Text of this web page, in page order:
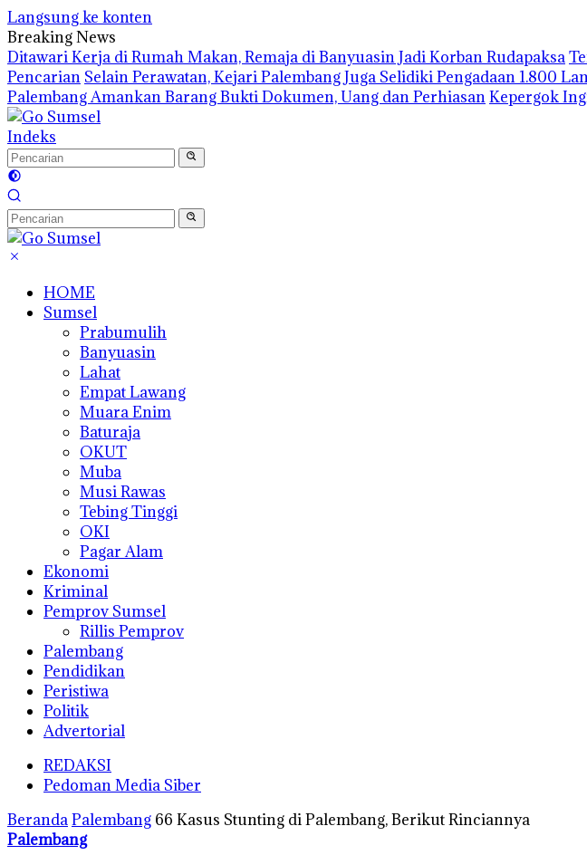
Langsung ke konten
Breaking News
Ditawari Kerja di Rumah Makan, Remaja di Banyuasin Jadi Korban Rudapaksa
Pencarian Selain Perawatan, Kejari Palembang Juga Selidiki Pengadaan 1.800
Palembang Amankan Barang Bukti Dokumen, Uang dan PerhiasanKepergok
Indeks
HOME
Sumsel
Prabumulih
Banyuasin
Lahat
Empat Lawang
Muara Enim
Baturaja
OKUT
Muba
Musi Rawas
Tebing Tinggi
OKI
Pagar Alam
Ekonomi
Kriminal
Pemprov Sumsel
Rillis Pemprov
Palembang
Pendidikan
Peristiwa
Politik
Advertorial
REDAKSI
Pedoman Media Siber
BerandaPalembang 66 Kasus Stunting di Palembang, Berikut Rinciannya
Palembang